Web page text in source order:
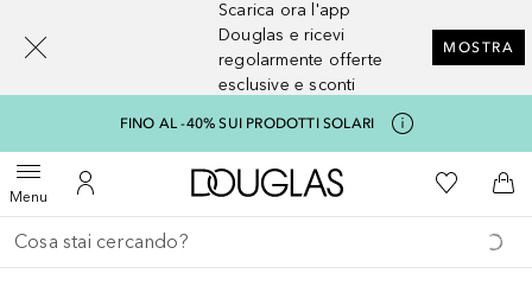
Scarica ora l'app
Douglas e ricevi
regolarmente offerte
esclusive e sconti
MOSTRA
FINO AL -40% SUI PRODOTTI SOLARI
MenuApri menuAl Mio Account
A Douglas HomeAlla Mia
Al
Torna indietro
Esegui ricerca
[navigation.slideout.screenreader]